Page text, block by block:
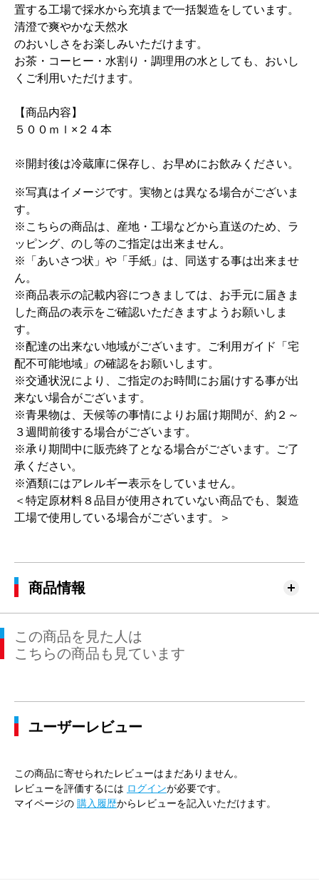
置する工場で採水から充填まで一括製造をしています。
清澄で爽やかな天然水
のおいしさをお楽しみいただけます。
お茶・コーヒー・水割り・調理用の水としても、おいし
くご利用いただけます。
【商品内容】
５００ｍｌ×２４本
※開封後は冷蔵庫に保存し、お早めにお飲みください。
※写真はイメージです。実物とは異なる場合がございま
す。
※こちらの商品は、産地・工場などから直送のため、ラ
ッピング、のし等のご指定は出来ません。
※「あいさつ状」や「手紙」は、同送する事は出来ませ
ん。
※商品表示の記載内容につきましては、お手元に届きま
した商品の表示をご確認いただきますようお願いしま
す。
※配達の出来ない地域がございます。ご利用ガイド「宅
配不可能地域」の確認をお願いします。
※交通状況により、ご指定のお時間にお届けする事が出
来ない場合がございます。
※青果物は、天候等の事情によりお届け期間が、約２～
３週間前後する場合がございます。
※承り期間中に販売終了となる場合がございます。ご了
承ください。
※酒類にはアレルギー表示をしていません。
＜特定原材料８品目が使用されていない商品でも、製造
工場で使用している場合がございます。＞
商品情報
この商品を見た人は
こちらの商品も見ています
ユーザーレビュー
この商品に寄せられたレビューはまだありません。
レビューを評価するには ログインが必要です。
マイページの 購入履歴からレビューを記入いただけます。